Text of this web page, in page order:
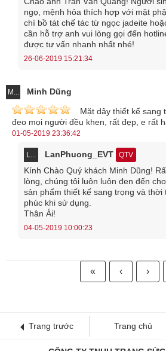
Bên cạnh những mặt dây chuyền hoạ tiết
khách hàng lại có xu hướng lựa chọnmặt
trong cuộc sống của họ. Đá thạch anh
mặt phong thuỷ, nâng cao sức khoẻ của
ngọ, mệnh hỏa thích hợp với mặt
chí bồ tát chế tác từ ngọc jadeite
cần hỗ trợ anh vui lòng gọi đến
được tư vấn nhanh nhất nhé!
26-06-2019 15:21:34
M... Minh Dũng
Mặt dây thiết kế sang
đeo mọi người đều khen, rất đẹp, e rất
01-05-2019 23:36:42
L... LanPhuong_EVT QTV
Kính Chào Quý khách Minh Dũng!
lòng, chúng tôi luôn luôn đen đến
sản phẩm thiết kế sang trọng và
phúc khi sử dụng.
Thân Ái!
04-05-2019 10:00:23
« ‹ ›
Trang trước Trang chủ